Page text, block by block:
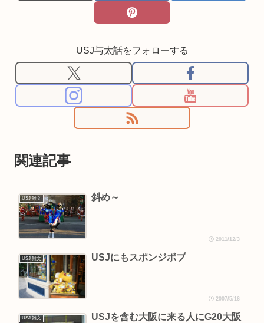
USJ与太話をフォローする
関連記事
USJ 雑文 斜め～
2011/12/3
USJ 雑文 USJにもスポンジボブ
2007/5/16
USJ 雑文
USJを含む大阪に来る人にG20大阪